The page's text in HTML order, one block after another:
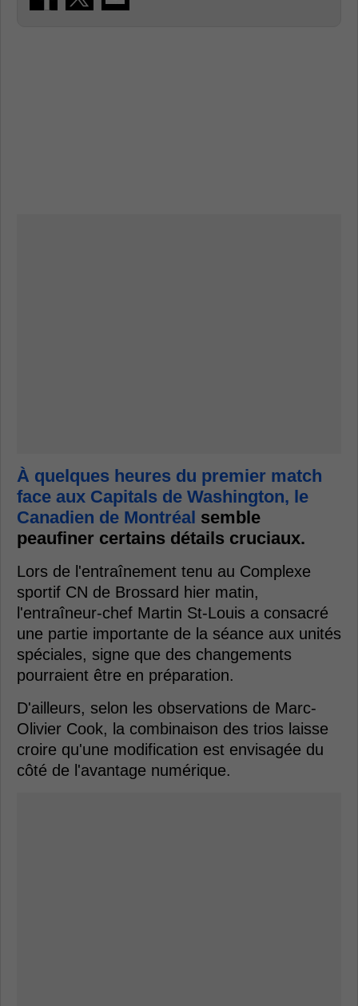
À quelques heures du premier match
face aux Capitals de Washington, le
Canadien de Montréal semble
peaufiner certains détails cruciaux.
Lors de l'entraînement tenu au Complexe
sportif CN de Brossard hier matin,
l'entraîneur-chef Martin St-Louis a consacré
une partie importante de la séance aux unités
spéciales, signe que des changements
pourraient être en préparation.
D'ailleurs, selon les observations de Marc-
Olivier Cook, la combinaison des trios laisse
croire qu'une modification est envisagée du
côté de l'avantage numérique.